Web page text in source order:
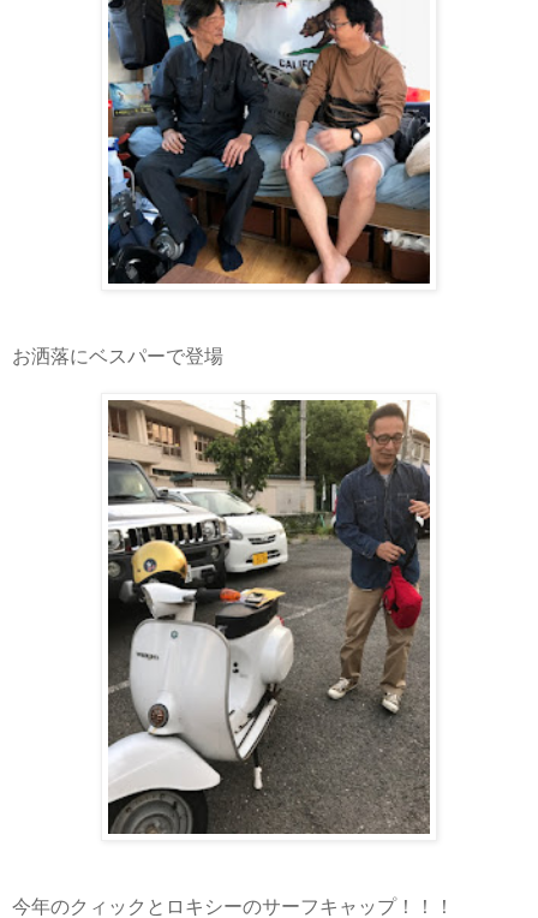
お洒落にベスパーで登場
今年のクィックとロキシーのサーフキャップ！！！